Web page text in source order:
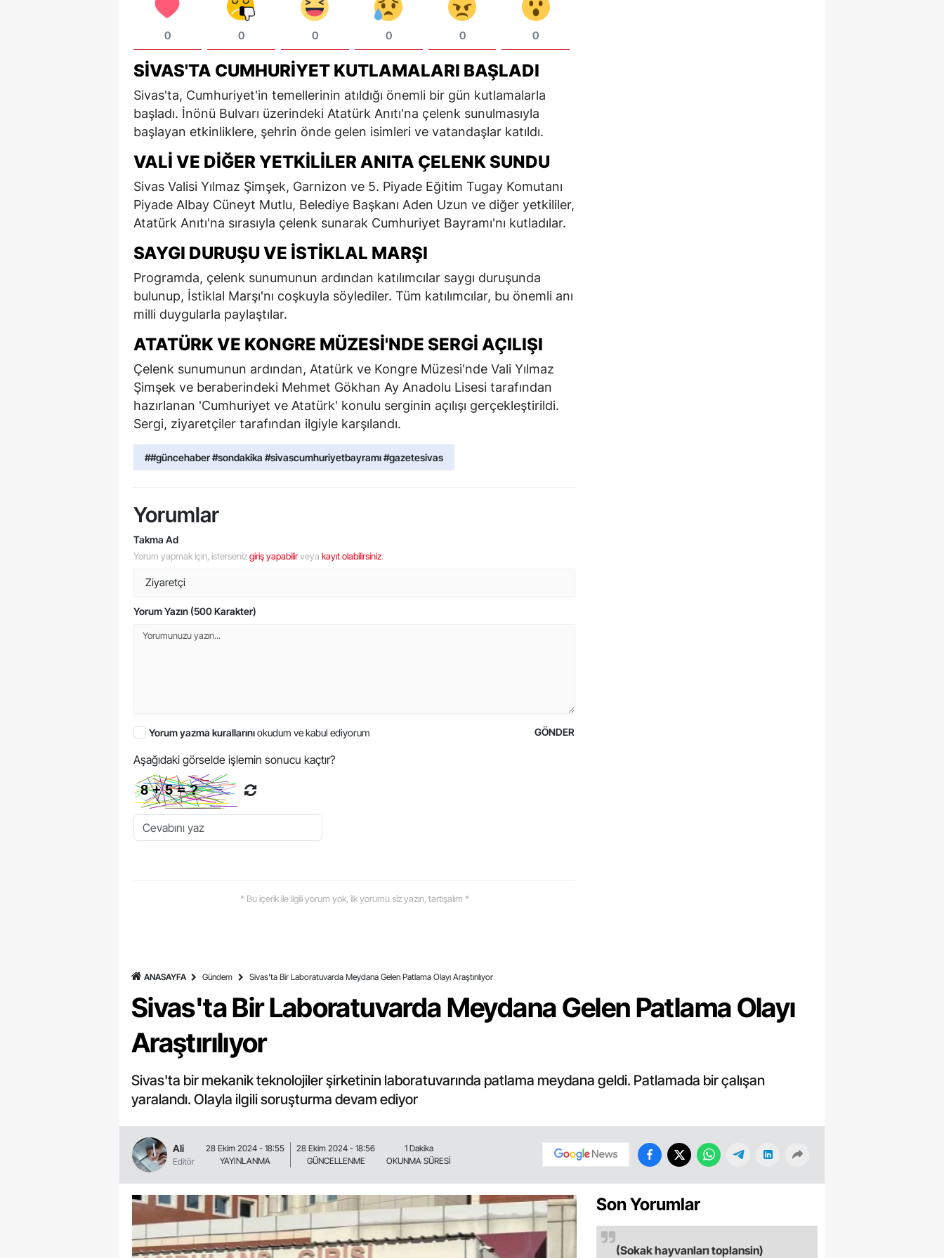
0 0 0 0 0 0
SIVAS'TA CUMHURIYET KUTLAMALARI BAŞLADI
Sivas'ta, Cumhuriyet'in temellerinin atıldığı önemli bir gün kutlamalarla
başladı. İnönü Bulvarı üzerindeki Atatürk Anıtı'na çelenk sunulmasıyla
başlayan etkinliklere, şehrin önde gelen isimleri ve vatandaşlar katıldı.
VALI VE DIĞER YETKILILER ANITA ÇELENK SUNDU
Sivas Valisi Yılmaz Şimşek, Garnizon ve 5. Piyade Eğitim Tugay Komutanı
Piyade Albay Cüneyt Mutlu, Belediye Başkanı Aden Uzun ve diğer yetkililer,
Atatürk Anıtı'na sırasıyla çelenk sunarak Cumhuriyet Bayramı'nı kutladılar.
SAYGI DURUŞU VE İSTIKLAL MARŞI
Programda, çelenk sunumunun ardından katılımcılar saygı duruşunda
bulunup, İstiklal Marşı'nı coşkuyla söylediler. Tüm katılımcılar, bu önemli anı
milli duygularla paylaştılar.
ATATÜRK VE KONGRE MÜZESI'NDE SERGI AÇILIŞI
Çelenk sunumunun ardından, Atatürk ve Kongre Müzesi'nde Vali Yılmaz
Şimşek ve beraberindeki Mehmet Gökhan Ay Anadolu Lisesi tarafından
hazırlanan 'Cumhuriyet ve Atatürk' konulu serginin açılışı gerçekleştirildi.
Sergi, ziyaretçiler tarafından ilgiyle karşılandı.
##güncehaber #sondakika #sivascumhuriyetbayramı #gazetesivas
Yorumlar
Takma Ad
Yorum yapmak için, istersenizgiriş yapabilirveya kayıt olabilirsiniz.
Yorum Yazın (500 Karakter)
GÖNDER
Yorum yazma kurallarınıokudum ve kabul ediyorum
Aşağıdaki görselde işlemin sonucu kaçtır?
* Bu içerik ile ilgili yorum yok, ilk yorumu siz yazın, tartışalım *
ANASAYFA Gündem Sivas'ta Bir Laboratuvarda Meydana Gelen Patlama Olayı Araştırılıyor
Sivas'ta Bir Laboratuvarda Meydana Gelen Patlama Olayı
Araştırılıyor
Sivas'ta bir mekanik teknolojiler şirketinin laboratuvarında patlama meydana geldi. Patlamada bir çalışan
yaralandı. Olayla ilgili soruşturma devam ediyor
Ali
Editör
28 Ekim 2024 - 18:55
YAYINLANMA
28 Ekim 2024 - 18:56
GÜNCELLENME
1 Dakika
OKUNMA SÜRESİ
Son Yorumlar
(Sokak hayvanları toplansin)